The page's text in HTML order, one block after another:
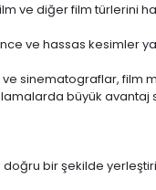
ve diğer film türlerini
ve hassas kesimler
ve sinematograflar, film
büyük avantaj
doğru bir şekilde